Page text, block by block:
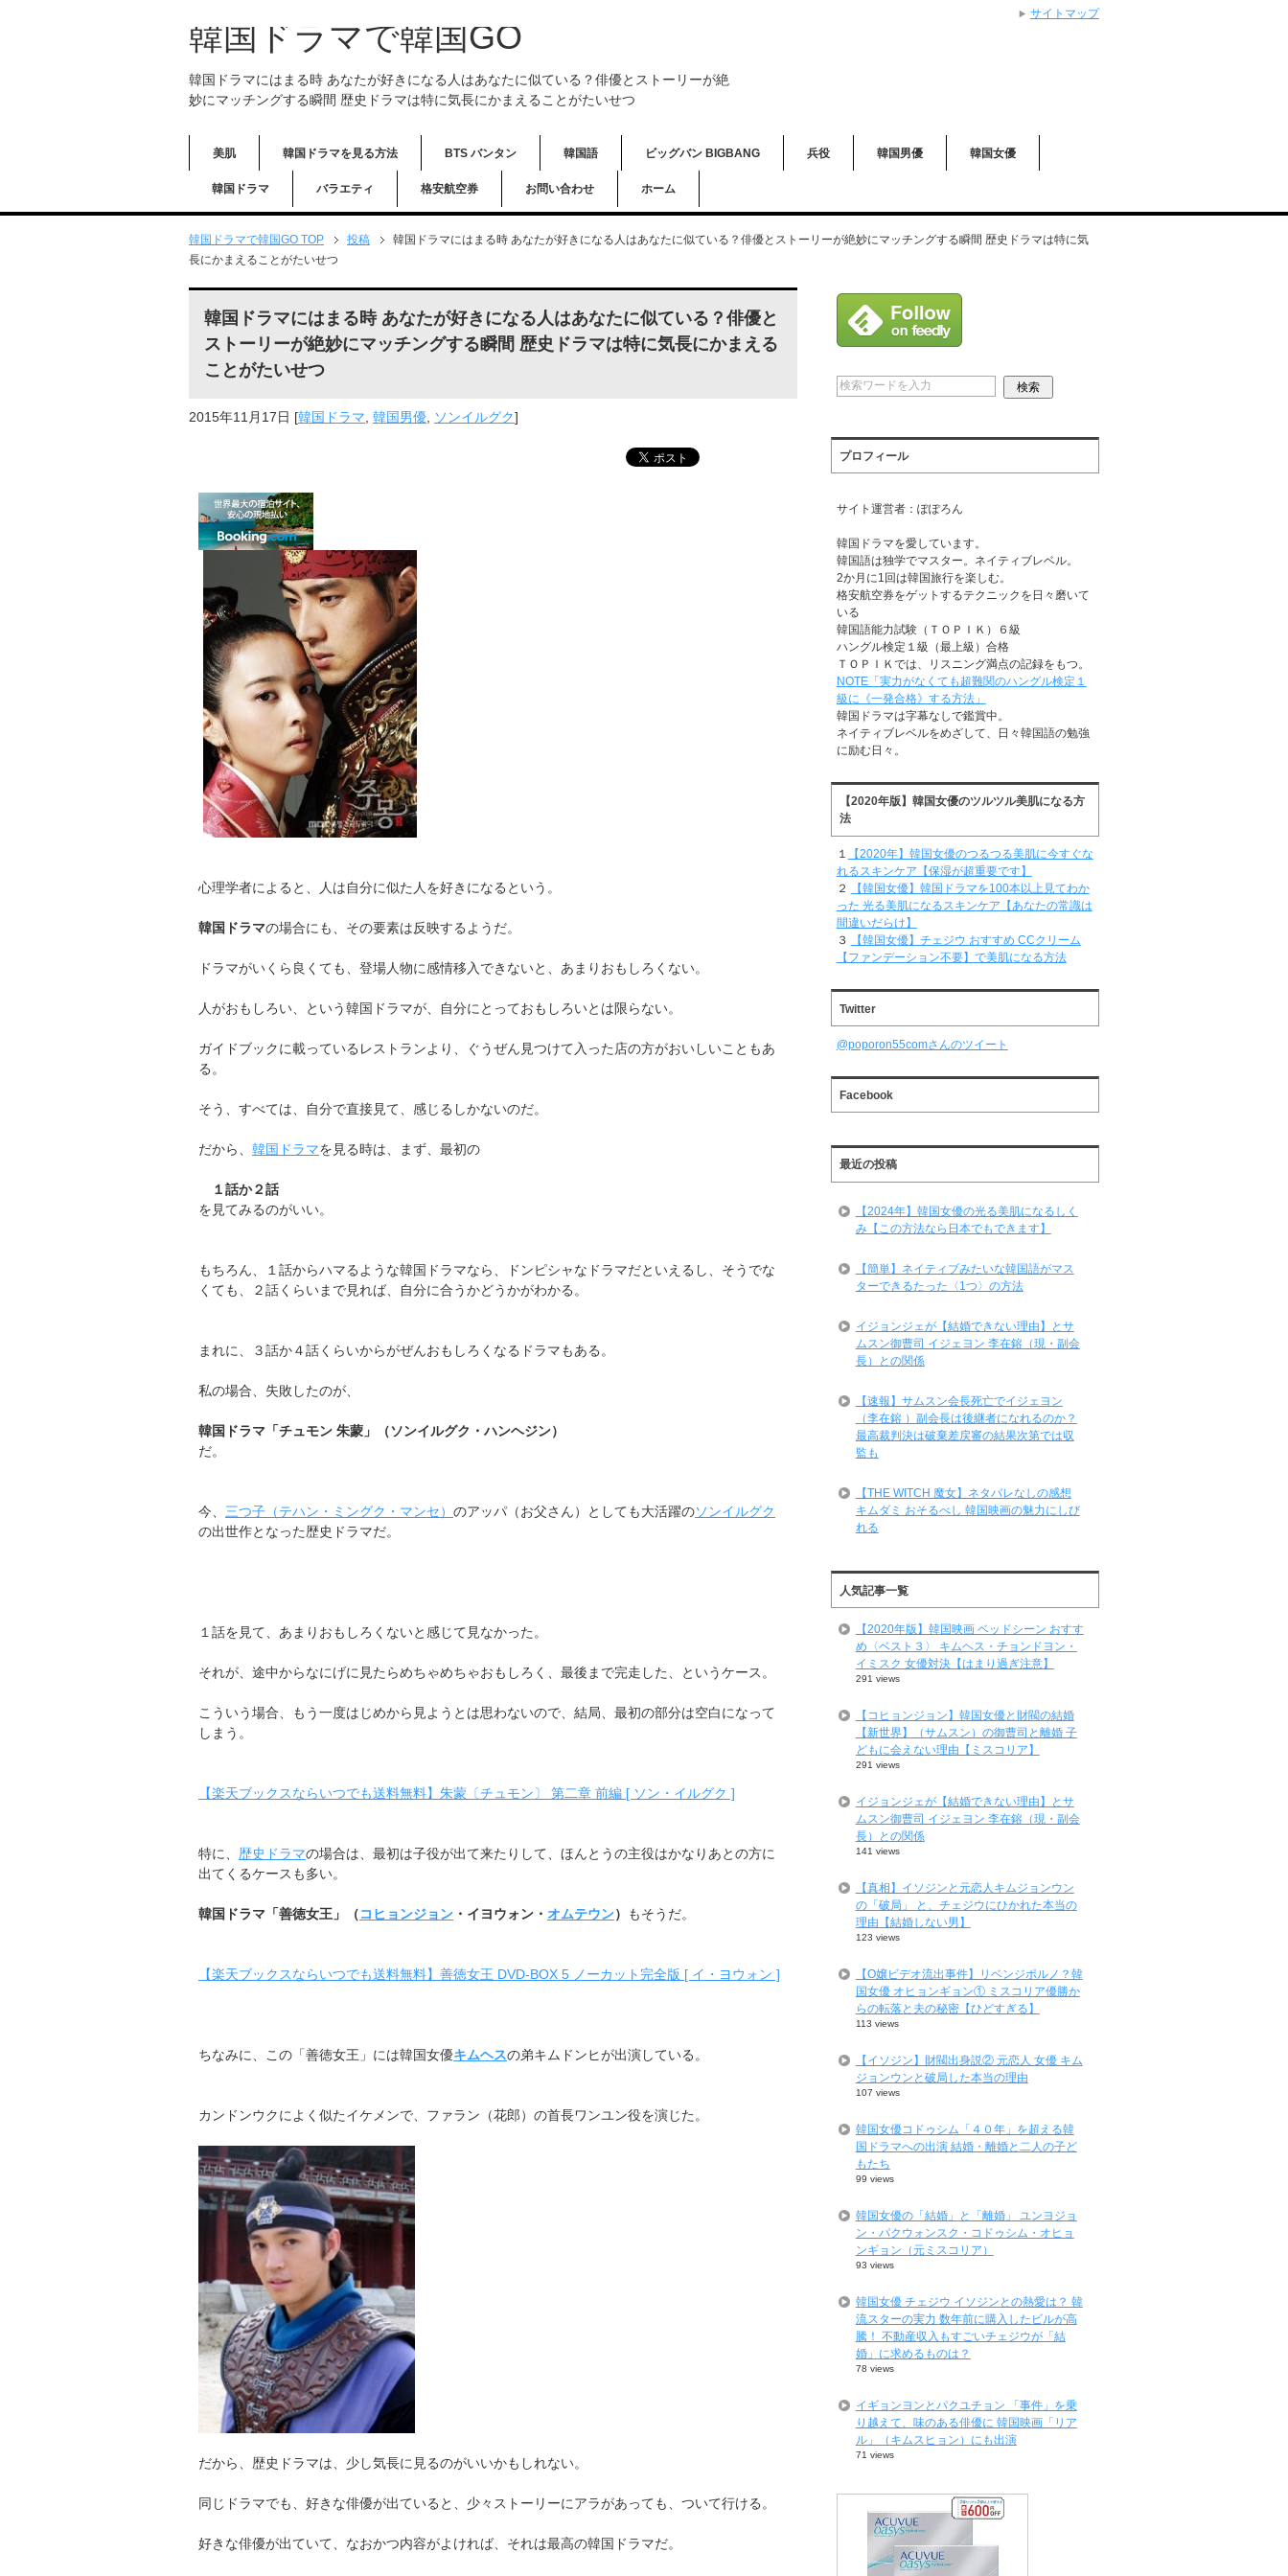
韓国ドラマで韓国GO
韓国ドラマにはまる時 あなたが好きになる人はあなたに似ている？俳優とストーリーが絶
妙にマッチングする瞬間 歴史ドラマは特に気長にかまえることがたいせつ
美肌 韓国ドラマを見る方法 BTS バンタン 韓国語 ビッグバン BIGBANG 兵役 韓国男優 韓国女優
韓国ドラマ バラエティ 格安航空券 お問い合わせ ホーム
韓国ドラマで韓国GO TOP 投稿
韓国ドラマにはまる時 あなたが好きになる人はあなたに似ている？俳優とストーリーが絶妙にマッチングする瞬間 歴史ドラマは特に気
長にかまえることがたいせつ
韓国ドラマにはまる時 あなたが好きになる人はあなたに似ている？俳優と
ストーリーが絶妙にマッチングする瞬間 歴史ドラマは特に気長にかまえる
ことがたいせつ
2015年11月17日 [韓国ドラマ 韓国男優 ソンイルグク]
心理学者によると、人は自分に似た人を好きになるという。
韓国ドラマの場合にも、その要素は反映するようだ。
ドラマがいくら良くても、登場人物に感情移入できないと、あまりおもしろくない。
人がおもしろい、という韓国ドラマが、自分にとっておもしろいとは限らない。
ガイドブックに載っているレストランより、ぐうぜん見つけて入った店の方がおいしいこともあ
る。
そう、すべては、自分で直接見て、感じるしかないのだ。
だから、 韓国ドラマを見る時は、まず、最初の
１話か２話
を見てみるのがいい。
もちろん、１話からハマるような韓国ドラマなら、ドンピシャなドラマだといえるし、そうでな
くても、２話くらいまで見れば、自分に合うかどうかがわかる。
まれに、３話か４話くらいからがぜんおもしろくなるドラマもある。
私の場合、失敗したのが、
韓国ドラマ「チュモン 朱蒙」（ソンイルグク・ハンヘジン）
だ。
今、 三つ子（テハン・ミングク・マンセ） のアッパ（お父さん）としても大活躍のソンイルグク
の出世作となった歴史ドラマだ。
１話を見て、あまりおもしろくないと感じて見なかった。
それが、途中からなにげに見たらめちゃめちゃおもしろく、最後まで完走した、というケース。
こういう場合、もう一度はじめから見ようとは思わないので、結局、最初の部分は空白になって
しまう。
【楽天ブックスならいつでも送料無料】朱蒙〔チュモン〕 第二章 前編 [ ソン・イルグク ]
特に、 歴史ドラマの場合は、最初は子役が出て来たりして、ほんとうの主役はかなりあとの方に
出てくるケースも多い。
韓国ドラマ「善徳女王」（コヒョンジョン ・イヨウォン・ オムテウン） もそうだ。
【楽天ブックスならいつでも送料無料】善徳女王 DVD-BOX 5 ノーカット完全版 [ イ・ヨウォン ]
ちなみに、この「善徳女王」には韓国女優キムヘスの弟キムドンヒが出演している。
カンドンウクによく似たイケメンで、ファラン（花郎）の首長ワンユン役を演じた。
だから、歴史ドラマは、少し気長に見るのがいいかもしれない。
同じドラマでも、好きな俳優が出ていると、少々ストーリーにアラがあっても、ついて行ける。
好きな俳優が出ていて、なおかつ内容がよければ、それは最高の韓国ドラマだ。
プロフィール
サイト運営者：ぽぽろん
韓国ドラマを愛しています。
韓国語は独学でマスター。ネイティブレベル。
2か月に1回は韓国旅行を楽しむ。
格安航空券をゲットするテクニックを日々磨いて
いる
韓国語能力試験（ＴＯＰＩＫ）６級
ハングル検定１級（最上級）合格
ＴＯＰＩＫでは、リスニング満点の記録をもつ。
NOTE「実力がなくても超難関のハングル検定１
級に《一発合格》する方法」
韓国ドラマは字幕なしで鑑賞中。
ネイティブレベルをめざして、日々韓国語の勉強
に励む日々。
【2020年版】韓国女優のツルツル美肌になる方
法
１
【2020年】韓国女優のつるつる美肌に今すぐな
れるスキンケア【保湿が超重要です】
２
【韓国女優】韓国ドラマを100本以上見てわか
った 光る美肌になるスキンケア【あなたの常識は
間違いだらけ】
３
【韓国女優】チェジウ おすすめ CCクリーム
【ファンデーション不要】で美肌になる方法
Twitter
@poporon55comさんのツイート
Facebook
最近の投稿
【2024年】韓国女優の光る美肌になるしく
み【この方法なら日本でもできます】
【簡単】ネイティブみたいな韓国語がマス
ターできるたった〈1つ〉の方法
イジョンジェが【結婚できない理由】とサ
ムスン御曹司 イジェヨン 李在鎔（現・副会
長）との関係
【速報】サムスン会長死亡でイジェヨン
（李在鎔 ）副会長は後継者になれるのか？
最高裁判決は破棄差戻審の結果次第では収
監も
【THE WITCH 魔女】ネタバレなしの感想
キムダミ おそるべし 韓国映画の魅力にしび
れる
人気記事一覧
【2020年版】韓国映画 ベッドシーン おすす
め〈ベスト３〉 キムヘス・チョンドヨン・
イミスク 女優対決【はまり過ぎ注意】
291 views
【コヒョンジョン】韓国女優と財閥の結婚
【新世界】（サムスン）の御曹司と離婚 子
どもに会えない理由【ミスコリア】
291 views
イジョンジェが【結婚できない理由】とサ
ムスン御曹司 イジェヨン 李在鎔（現・副会
長）との関係
141 views
【真相】イソジンと元恋人キムジョンウン
の「破局」 と、チェジウにひかれた本当の
理由【結婚しない男】
123 views
【O嬢ビデオ流出事件】リベンジポルノ？韓
国女優 オヒョンギョン① ミスコリア優勝か
らの転落と夫の秘密【ひどすぎる】
113 views
【イソジン】財閥出身説② 元恋人 女優 キム
ジョンウンと破局した本当の理由
107 views
韓国女優コドゥシム「４０年」を超える韓
国ドラマへの出演 結婚・離婚と二人の子ど
もたち
99 views
韓国女優の「結婚」と「離婚」 ユンヨジョ
ン・パクウォンスク・コドゥシム・オヒョ
ンギョン（元ミスコリア）
93 views
韓国女優 チェジウ イソジンとの熱愛は？ 韓
流スターの実力 数年前に購入したビルが高
騰！ 不動産収入もすごいチェジウが「結
婚」に求めるものは？
78 views
イギョンヨンとパクユチョン 「事件」を乗
り越えて、味のある俳優に 韓国映画「リア
ル」（キムスヒョン）にも出演
71 views
サイトマップ